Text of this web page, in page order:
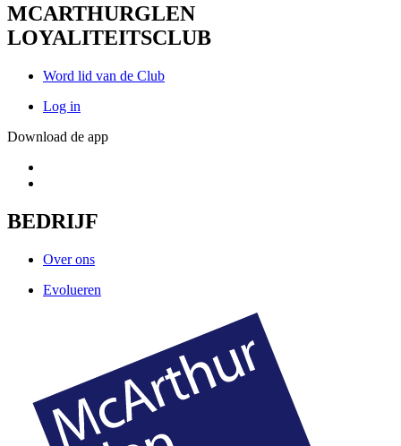
MCARTHURGLEN
LOYALITEITSCLUB
Word lid van de Club
Log in
Download de app
BEDRIJF
Over ons
Evolueren